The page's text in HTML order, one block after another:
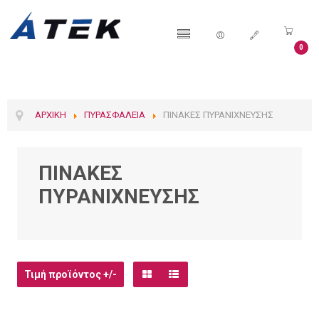
0
ΑΡΧΙΚΉ ΠΥΡΑΣΦΆΛΕΙΑ ΠΊΝΑΚΕΣ ΠΥΡΑΝΊΧΝΕΥΣΗΣ
ΠΙΝΑΚΕΣ
ΠΥΡΑΝΙΧΝΕΥΣΗΣ
Τιμή προϊόντος +/-